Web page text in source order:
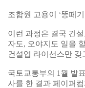
조합원 고용이 ‘똥떼
이런 과정은 결국 건
자도, 오야지도 일을
건설업 라이선스만
국토교통부의 1월 발
사를 한 결과 페이퍼